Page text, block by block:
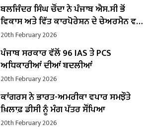
ਬਲਜਿੰਦਰ ਸਿੰਘ ਚੌਂਦਾ ਨੇ ਪੰਜਾਬ ਐਸ.ਸੀ ਭੋਂ
ਵਿਕਾਸ ਅਤੇ ਵਿੱਤ ਕਾਰਪੋਰੇਸ਼ਨ ਦੇ ਚੇਅਰਮੈਨ ਵਜੋਂ
ਸੰਭਾਲਿਆ ਕਾਰਜਭਾਰ
20th February 2026
ਪੰਜਾਬ ਸਰਕਾਰ ਵੱਲੋਂ 96 IAS ਤੇ PCS
ਅਧਿਕਾਰੀਆਂ ਦੀਆਂ ਬਦਲੀਆਂ
20th February 2026
ਕਾਂਗਰਸ ਨੇ ਭਾਰਤ-ਅਮਰੀਕਾ ਵਪਾਰ ਸਮਝੌਤੇ
ਖ਼ਿਲਾਫ਼ ਡੀਸੀ ਨੂੰ ਮੰਗ ਪੱਤਰ ਸੌਂਪਿਆ
20th February 2026